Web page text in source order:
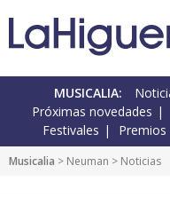
MUSICALIA:
Próximas novedades
Festivales
Premios
Musicalia > Neuman > Noticias